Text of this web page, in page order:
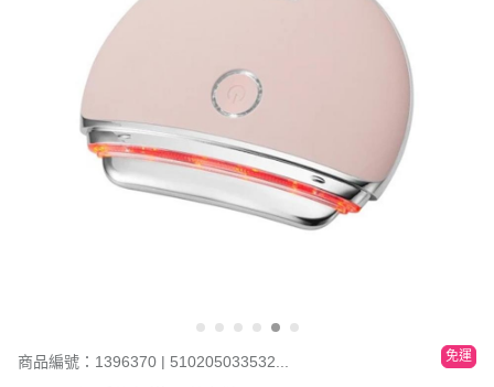
商品編號：1396370 | 510205033532... 免運